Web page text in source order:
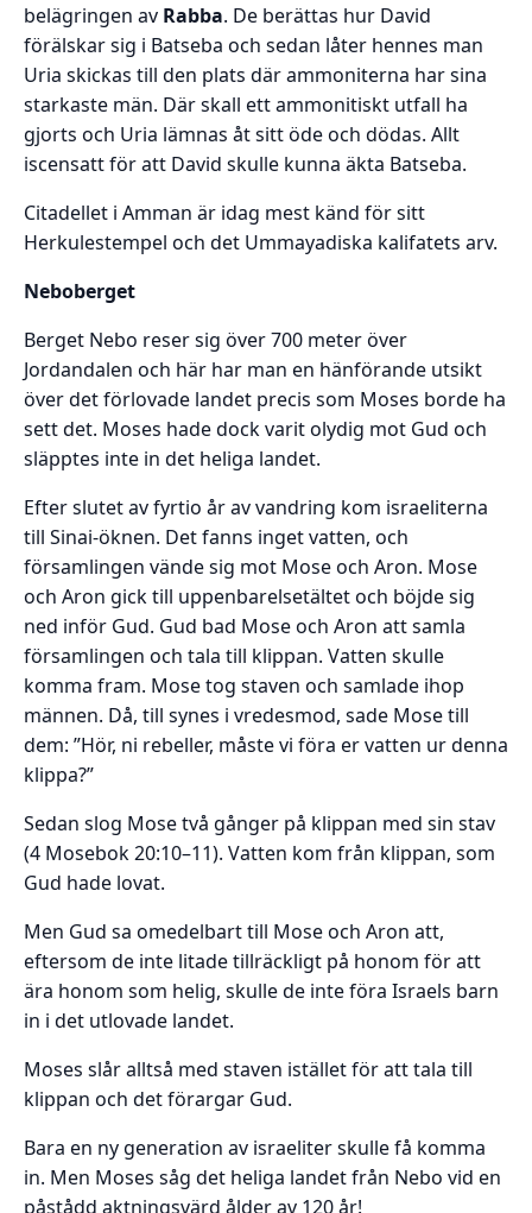
belägringen av Rabba. De berättas hur David
förälskar sig i Batseba och sedan låter hennes man
Uria skickas till den plats där ammoniterna har sina
starkaste män. Där skall ett ammonitiskt utfall ha
gjorts och Uria lämnas åt sitt öde och dödas. Allt
iscensatt för att David skulle kunna äkta Batseba.
Citadellet i Amman är idag mest känd för sitt
Herkulestempel och det Ummayadiska kalifatets arv.
Neboberget
Berget Nebo reser sig över 700 meter över
Jordandalen och här har man en hänförande utsikt
över det förlovade landet precis som Moses borde ha
sett det. Moses hade dock varit olydig mot Gud och
släpptes inte in det heliga landet.
Efter slutet av fyrtio år av vandring kom israeliterna
till Sinai-öknen. Det fanns inget vatten, och
församlingen vände sig mot Mose och Aron. Mose
och Aron gick till uppenbarelsetältet och böjde sig
ned inför Gud. Gud bad Mose och Aron att samla
församlingen och tala till klippan. Vatten skulle
komma fram. Mose tog staven och samlade ihop
männen. Då, till synes i vredesmod, sade Mose till
dem: ”Hör, ni rebeller, måste vi föra er vatten ur denna
klippa?”
Sedan slog Mose två gånger på klippan med sin stav
(4 Mosebok 20:10–11). Vatten kom från klippan, som
Gud hade lovat.
Men Gud sa omedelbart till Mose och Aron att,
eftersom de inte litade tillräckligt på honom för att
ära honom som helig, skulle de inte föra Israels barn
in i det utlovade landet.
Moses slår alltså med staven istället för att tala till
klippan och det förargar Gud.
Bara en ny generation av israeliter skulle få komma
in. Men Moses såg det heliga landet från Nebo vid en
påstådd aktningsvärd ålder av 120 år!